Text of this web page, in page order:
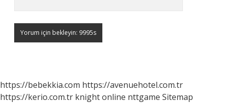
https://bebekkia.com https://avenuehotel.com.tr
https://kerio.com.tr knight online nttgame Sitemap